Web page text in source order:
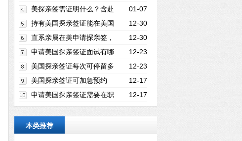
济担保及哪些证明材料？ 01-07
美探亲签需证明什么？含赴
美费用支付能力及回国意愿吗？ 12-30
持有美国探亲签证能在美国
打工吗？违规后果严重吗？ 12-30
直系亲属在美申请探亲签，
每次可在美国停留多长时间？ 12-23
申请美国探亲签证面试有哪
些关键技巧？怎样证明回国意愿？ 12-23
美国探亲签证每次可停留多
久？入境海关如何决定停留时长？ 12-17
美国探亲签证可加急预约
吗？需满足哪些紧急事由条件？ 12-17
申请美国探亲签证需要在职
证明吗？有哪些具体要求？
本类推荐